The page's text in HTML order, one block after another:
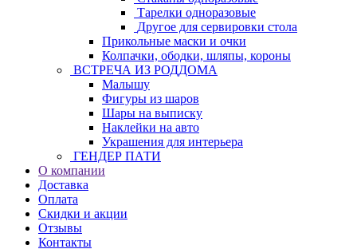
Тарелки одноразовые
Другое для сервировки стола
Прикольные маски и очки
Колпачки, ободки, шляпы, короны
ВСТРЕЧА ИЗ РОДДОМА
Малышу
Фигуры из шаров
Шары на выписку
Наклейки на авто
Украшения для интерьера
ГЕНДЕР ПАТИ
О компании
Доставка
Оплата
Скидки и акции
Отзывы
Контакты